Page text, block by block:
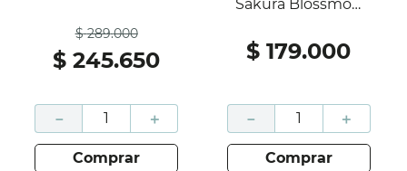
$ 289.000
$ 245.650
＋
－
comprar
Sakura Blossmon
$ 179.000
＋
－
comprar